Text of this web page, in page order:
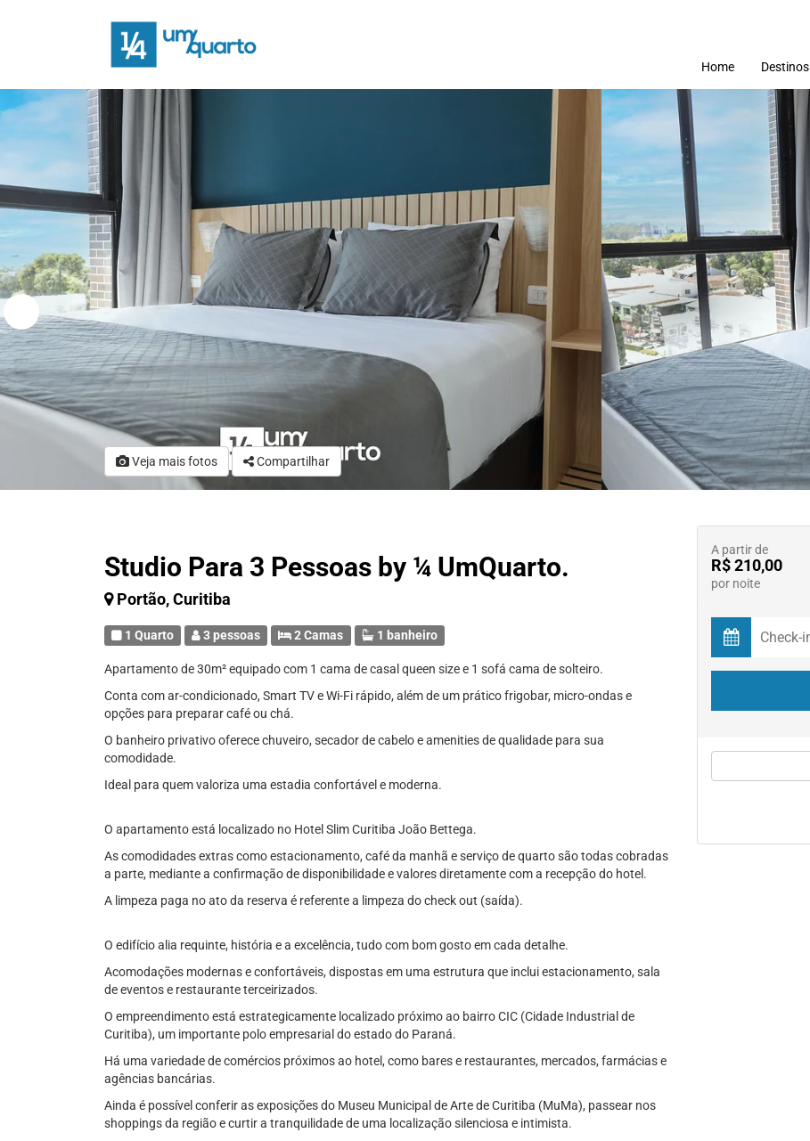
Home Destinos
Veja mais fotos Compartilhar
Studio Para 3 Pessoas by ¼ UmQuarto.
Portão, Curitiba
1 Quarto 3 pessoas 2 Camas 1 banheiro
Apartamento de 30m² equipado com 1 cama de casal queen size e 1 sofá cama de solteiro.
Conta com ar-condicionado, Smart TV e Wi-Fi rápido, além de um prático frigobar, micro-ondas e
opções para preparar café ou chá.
O banheiro privativo oferece chuveiro, secador de cabelo e amenities de qualidade para sua
comodidade.
Ideal para quem valoriza uma estadia confortável e moderna.
O apartamento está localizado no Hotel Slim Curitiba João Bettega.
As comodidades extras como estacionamento, café da manhã e serviço de quarto são todas cobradas
a parte, mediante a confirmação de disponibilidade e valores diretamente com a recepção do hotel.
A limpeza paga no ato da reserva é referente a limpeza do check out (saída).
O edifício alia requinte, história e a excelência, tudo com bom gosto em cada detalhe.
Acomodações modernas e confortáveis, dispostas em uma estrutura que inclui estacionamento, sala
de eventos e restaurante terceirizados.
O empreendimento está estrategicamente localizado próximo ao bairro CIC (Cidade Industrial de
Curitiba), um importante polo empresarial do estado do Paraná.
Há uma variedade de comércios próximos ao hotel, como bares e restaurantes, mercados, farmácias e
agências bancárias.
Ainda é possível conferir as exposições do Museu Municipal de Arte de Curitiba (MuMa), passear nos
shoppings da região e curtir a tranquilidade de uma localização silenciosa e intimista.
A partir de
R$ 210,00
por noite